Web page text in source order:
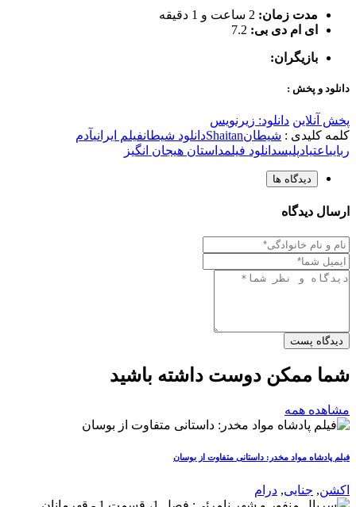
مدت زمان: 2 ساعت و 1 دقیقه
ای ام دی بی: 7.2
بازیگران:
دانلود و پخش :
پخش آنلاین دانلود: زیرنویس
کلمه کلیدی : شیطانShaitanدانلود شیطانفیلم ایرانیآدم
رباییاعتیادپلیسدانلود فیلمداستان هیجان انگیز
دیدگاه ها
ارسال دیدگاه
دیدگاه پست
شما ممکن دوست داشته باشید
مشاهده همه
فیلم پادشاه مواد مخدر: داستانی متفاوت از بوسان
اکشن, جنایی, درام